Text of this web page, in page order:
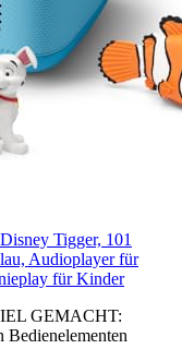
Tigger, 101
Audioplayer für
für Kinder
GEMACHT: